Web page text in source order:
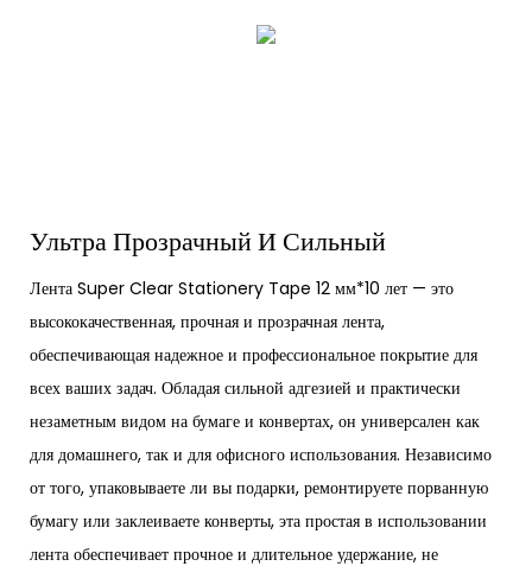
Ультра Прозрачный И Сильный
Лента Super Clear Stationery Tape 12 мм*10 лет — это
высококачественная, прочная и прозрачная лента,
обеспечивающая надежное и профессиональное покрытие для
всех ваших задач. Обладая сильной адгезией и практически
незаметным видом на бумаге и конвертах, он универсален как
для домашнего, так и для офисного использования. Независимо
от того, упаковываете ли вы подарки, ремонтируете порванную
бумагу или заклеиваете конверты, эта простая в использовании
лента обеспечивает прочное и длительное удержание, не